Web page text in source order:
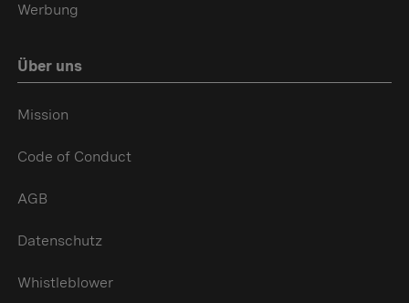
Werbung
Über uns
Mission
Code of Conduct
AGB
Datenschutz
Whistleblower